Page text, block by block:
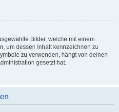
Bilder, welche mit einem
um dessen Inhalt kennzeichnen zu
zu verwenden, hängt von deinen
gesetzt hat.